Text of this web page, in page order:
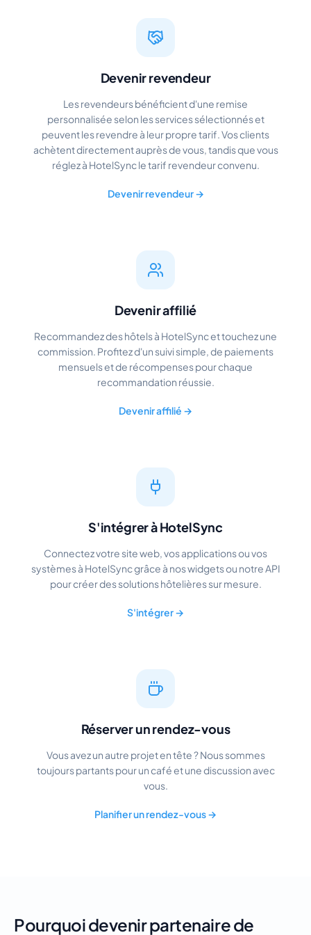
Devenir revendeur
Les revendeurs bénéficient d'une remise
personnalisée selon les services sélectionnés et
peuvent les revendre à leur propre tarif. Vos clients
achètent directement auprès de vous, tandis que vous
réglez à HotelSync le tarif revendeur convenu.
Devenir revendeur →
Devenir affilié
Recommandez des hôtels à HotelSync et touchez une
commission. Profitez d'un suivi simple, de paiements
mensuels et de récompenses pour chaque
recommandation réussie.
Devenir affilié →
S'intégrer à HotelSync
Connectez votre site web, vos applications ou vos
systèmes à HotelSync grâce à nos widgets ou notre API
pour créer des solutions hôtelières sur mesure.
S'intégrer →
Réserver un rendez-vous
Vous avez un autre projet en tête ? Nous sommes
toujours partants pour un café et une discussion avec
vous.
Planifier un rendez-vous →
Pourquoi devenir partenaire de